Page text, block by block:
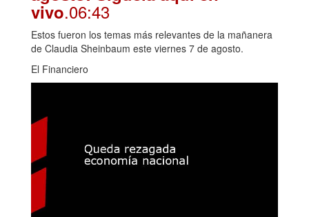
vivo.06:43
Estos fueron los temas más relevantes de la mañanera
de Claudia Sheinbaum este viernes 7 de agosto.
El Financiero